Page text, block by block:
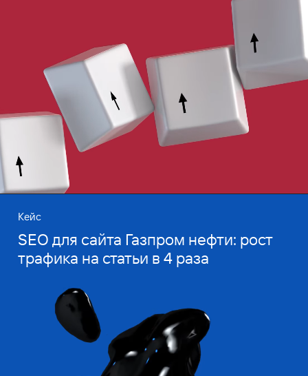
Кейс
SEO для сайта Газпром нефти: рост
трафика на статьи в 4 раза